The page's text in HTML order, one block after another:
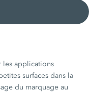
les applications
surfaces dans la
du marquage au